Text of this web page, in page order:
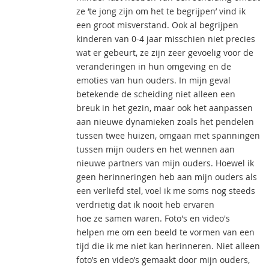
ze ‘te jong zijn om het te begrijpen’ vind ik
een groot misverstand. Ook al begrijpen
kinderen van 0-4 jaar misschien niet precies
wat er gebeurt, ze zijn zeer gevoelig voor de
veranderingen in hun omgeving en de
emoties van hun ouders. In mijn geval
betekende de scheiding niet alleen een
breuk in het gezin, maar ook het aanpassen
aan nieuwe dynamieken zoals het pendelen
tussen twee huizen, omgaan met spanningen
tussen mijn ouders en het wennen aan
nieuwe partners van mijn ouders. Hoewel ik
geen herinneringen heb aan mijn ouders als
een verliefd stel, voel ik me soms nog steeds
verdrietig dat ik nooit heb ervaren
hoe ze samen waren. Foto's en video's
helpen me om een beeld te vormen van een
tijd die ik me niet kan herinneren. Niet alleen
foto’s en video’s gemaakt door mijn ouders,